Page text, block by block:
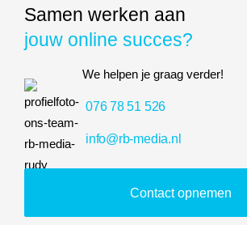
Samen werken aan
jouw online succes?
We helpen je graag verder!
076 78 51 526
info@rb-media.nl
Contact opnemen